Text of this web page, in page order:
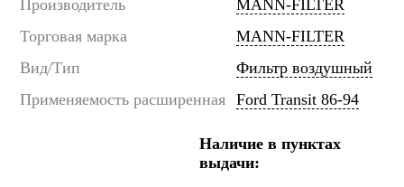
Производитель
MANN-FILTER
Торговая марка
MANN-FILTER
Вид/Тип
Фильтр воздушный
Применяемость расширенная Ford Transit 86-94
Наличие в пунктах
выдачи: